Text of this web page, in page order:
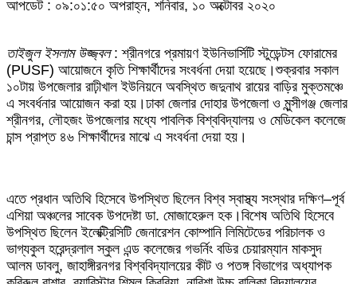
আপডেট : ০৯:০১:৫০ অপরাহ্ন, শনিবার, ১০ অক্টোবর ২০২০
তাইজুল ইসলাম উজ্জ্বল: শ্রীনগরে প্রমায়ণ ইউনিভার্সিটি স্টুডেন্টস ফোরামের
(PUSF) আয়োজনে কৃতি শিক্ষার্থীদের সংবর্ধনা দেয়া হয়েছে।শুক্রবার সকাল
১০টায় উপজেলার রাঢ়ীখাল ইউনিয়নে অবস্থিত জদুনাথ রায়ের বাড়ির মুক্তমঞ্চে
এ সংবর্ধনার আয়োজন করা হয়।ঢাকা জেলার দোহার উপজেলা ও মুন্সীগঞ্জ জেলার
শ্রীনগর, লৌহজং উপজেলার মধ্যে পাবলিক বিশ্ববিদ্যালয় ও মেডিকেল কলেজে
চান্স প্রাপ্ত ৪৬ শিক্ষার্থীদের মাঝে এ সংবর্ধনা দেয়া হয়।
এতে প্রধান অতিথি হিসেবে উপস্থিত ছিলেন বিশ্ব স্বাস্থ্য সংস্থার দক্ষিণ–পূর্ব
এশিয়া অঞ্চলের সাবেক উপদেষ্টা ডা. মোজাহেরুল হক।বিশেষ অতিথি হিসেবে
উপস্থিত ছিলেন ইলেক্ট্রিসিটি জেনারেশন কোম্পানি লিমিটেডের পরিচালক ও
ভাগ্যকুল হরেন্দ্রলাল স্কুল এন্ড কলেজের গভর্নিং বডির চেয়ারম্যান মাকসুদ
আলম ডাবলু, জাহাঙ্গীরনগর বিশ্ববিদ্যালয়ের কীট ও পতঙ্গ বিভাগের অধ্যাপক